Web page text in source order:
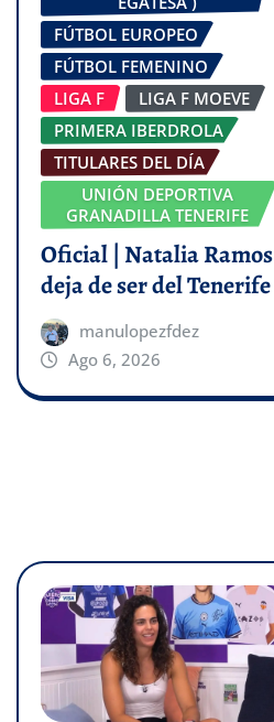
FÚTBOL EUROPEO
FÚTBOL FEMENINO
LIGA F
LIGA F MOEVE
PRIMERA IBERDROLA
TITULARES DEL DÍA
UNIÓN DEPORTIVA
GRANADILLA TENERIFE
Oficial | Natalia Ramos
deja de ser del Tenerife
manulopezfdez
Ago 6, 2026